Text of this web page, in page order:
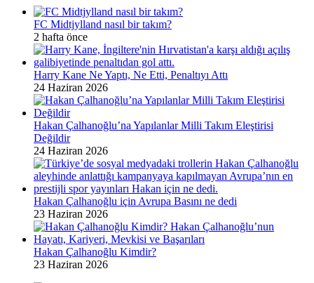
FC Midtjylland nasıl bir takım?
2 hafta önce
Harry Kane Ne Yaptı, Ne Etti, Penaltıyı Attı
24 Haziran 2026
Hakan Çalhanoğlu’na Yapılanlar Milli Takım Eleştirisi
Değildir
24 Haziran 2026
Hakan Çalhanoğlu için Avrupa Basını ne dedi
23 Haziran 2026
Hakan Çalhanoğlu Kimdir?
23 Haziran 2026